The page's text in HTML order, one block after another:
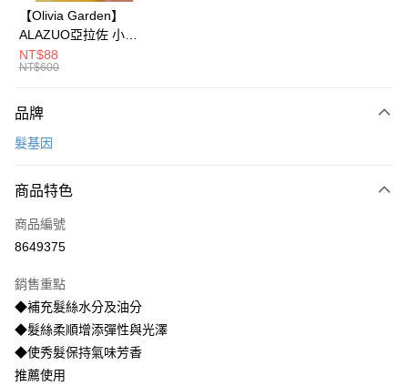
Google Pay
全盈+PAY
大哥付你分期
【大哥付你分期使用說明】
2.付款方式選擇「大哥付你分期」，訂單成立後會自動跳轉到大哥付的交易
成交易。
3.實際核准額度、可分期數及費用金額請依後續交易確認頁面所載為準。
4.訂單成立30分鐘內，如未前往確認交易或遇審核未通過，訂單將自動取
消。如遇「轉專審核」未通過狀況，表示未達大哥付你分期系統評分，恕無
法說明評估內容。
1.分期款項不併入電信帳單，「大哥付你分期」於每月結算日後寄送繳費提
2.透過簡訊連結打開帳單後，可選擇「超商條碼／台灣大直營門市／銀行轉
帳／街口支付／iPASS MONEY」等通路繳費。
【注意事項】
1.本服務係由「台灣大哥大股份有限公司」（以下簡稱本公司）所提供，讓
相關說明
AFTEE先享後付是「在收到商品之後才付款」的支付方式。 讓您購物簡單
１．簡單：不需註冊會員、不需綁卡、不需儲值。
３．安心：先確認商品／服務後，再付款。
【「AFTEE先享後付」結帳流程】
１．於結帳方式選擇「AFTEE先享後付」後，將跳轉至「AFTEE先享後付」
結帳頁面，進行簡訊認證並確認金額後，即可完成結帳。
２．訂單成立數日內，您將收到繳費通知簡訊。
３．收到繳費通知簡訊後14天內，點擊此簡訊中的連結，可透過四大超商／
ATM／網路銀行／等多元方式進行付款，方視為交易完成。
ATM付款
運送方式
每筆NT$70，滿NT$899(含以上)免運費
每筆NT$70，滿NT$899(含以上)免運費
宅配
【Olivia Garden】
ALAZUO亞拉佐 小芽
之露輕柔泡泡洗手慕斯
350ml
NT$88
NT$600
品牌
髮基因
商品特色
商品編號
8649375
銷售重點
◆補充髮絲水分及油分
◆髮絲柔順增添彈性與光澤
◆使秀髮保持氣味芳香
推薦使用